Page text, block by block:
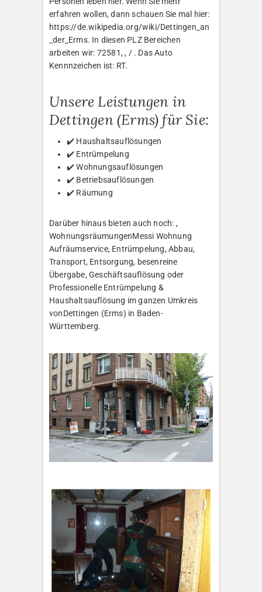
erfahren wollen, dann schauen Sie mal hier:
https://de.wikipedia.org/wiki/Dettingen_an
_der_Erms. In diesen PLZ Bereichen
arbeiten wir: 72581, , / . Das Auto
Kennnzeichen ist: RT.
Unsere Leistungen in
Dettingen (Erms) für Sie:
✔️ Haushaltsauflösungen
✔️ Entrümpelung
✔️ Wohnungsauflösungen
✔️ Betriebsauflösungen
✔️ Räumung
Darüber hinaus bieten auch noch: ,
WohnungsräumungenMessi Wohnung
Aufräumservice, Entrümpelung, Abbau,
Transport, Entsorgung, besenreine
Übergabe, Geschäftsauflösung oder
Professionelle Entrümpelung &
Haushaltsauflösung im ganzen Umkreis
vonDettingen (Erms) in Baden-
Württemberg.